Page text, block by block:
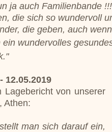
ja auch Familienbande
die sich so wundervoll
die geben, auch
ein wundervolles
12.05.2019
von unserer
Athen:
man sich darauf ein,